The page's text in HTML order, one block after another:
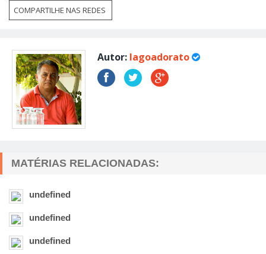
COMPARTILHE NAS REDES
Autor: lagoadorato
MATÉRIAS RELACIONADAS:
undefined
undefined
undefined